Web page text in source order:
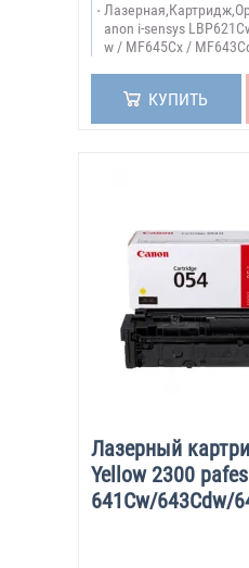
anon i-sensys
w / MF645Cx /
КУПИТЬ
Лазерный
Yellow 2300
641Cw/643Cdw/